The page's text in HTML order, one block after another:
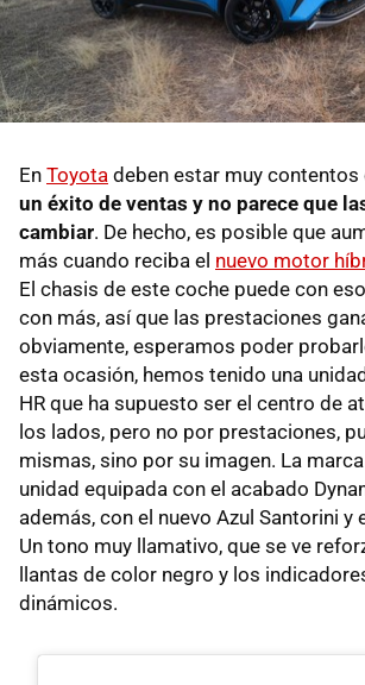
En Toyota deben estar muy contentos
un éxito de ventas y no parece que
cambiar. De hecho, es posible que
más cuando reciba el nuevo motor
El chasis de este coche puede con
con más, así que las prestaciones
obviamente, esperamos poder
esta ocasión, hemos tenido una
HR que ha supuesto ser el centro de
los lados, pero no por prestaciones,
mismas, sino por su imagen. La
unidad equipada con el acabado
además, con el nuevo Azul Santorini y
Un tono muy llamativo, que se ve
llantas de color negro y los
dinámicos.